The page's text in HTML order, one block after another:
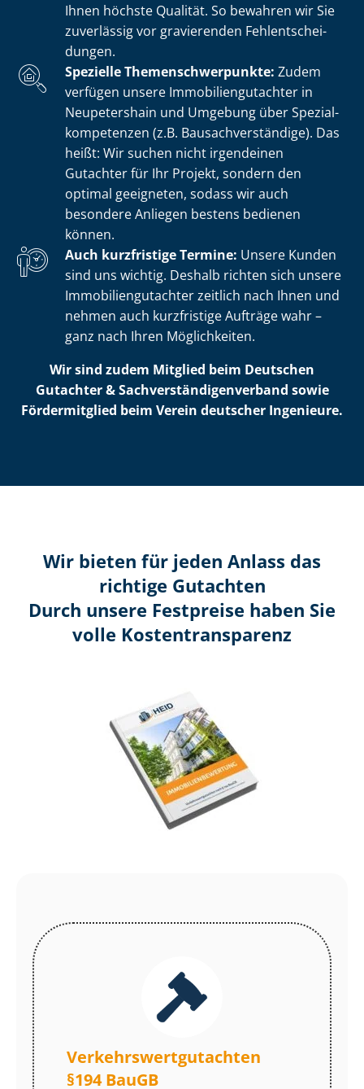
Ihnen höchste Qualität. So bewahren wir Sie
zuverlässig vor gravierenden Fehl­ent­schei­
dun­gen.
Spezielle The­men­schwer­punk­te: Zudem
verfügen unsere Im­mo­bi­li­en­gut­ach­ter in
Neupetershain und Umgebung über Spe­zi­al­
kom­pe­ten­zen (z.B. Bau­sach­ver­stän­di­ge). Das
heißt: Wir suchen nicht irgendeinen
Gutachter für Ihr Projekt, sondern den
optimal geeigneten, sodass wir auch
besondere Anliegen bestens bedienen
können.
Auch kurzfristige Termine: Unsere Kunden
sind uns wichtig. Deshalb richten sich unsere
Im­mo­bi­li­en­gut­ach­ter zeitlich nach Ihnen und
nehmen auch kurzfristige Aufträge wahr –
ganz nach Ihren Möglichkeiten.
Wir sind zudem Mitglied beim Deutschen
Gutachter & Sach­ver­stän­di­gen­ver­band sowie
Fördermitglied beim Verein deutscher Ingenieure.
Wir bieten für jeden Anlass das
richtige Gutachten
Durch unsere Festpreise haben Sie
volle Kosten­transparenz
Ver­kehrs­wert­gut­ach­ten
§194 BauGB